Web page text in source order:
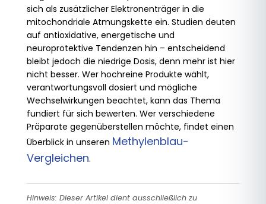
sich als zusätzlicher Elektronenträger in die
mitochondriale Atmungskette ein. Studien deuten
auf antioxidative, energetische und
neuroprotektive Tendenzen hin – entscheidend
bleibt jedoch die niedrige Dosis, denn mehr ist hier
nicht besser. Wer hochreine Produkte wählt,
verantwortungsvoll dosiert und mögliche
Wechselwirkungen beachtet, kann das Thema
fundiert für sich bewerten. Wer verschiedene
Präparate gegenüberstellen möchte, findet einen
Überblick in unseren Methylenblau-
Vergleichen.
Hinweis: Dieser Artikel dient ausschließlich zu